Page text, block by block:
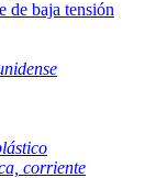
corriente